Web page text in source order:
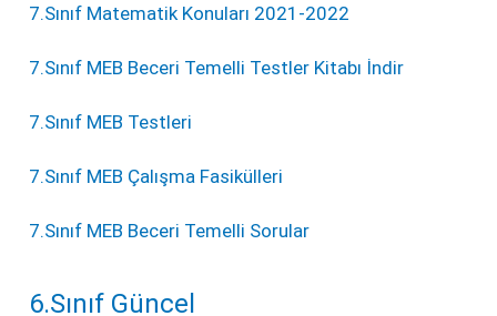
7.Sınıf Matematik Konuları 2021-2022
7.Sınıf MEB Beceri Temelli Testler Kitabı İndir
7.Sınıf MEB Testleri
7.Sınıf MEB Çalışma Fasikülleri
7.Sınıf MEB Beceri Temelli Sorular
6.Sınıf Güncel